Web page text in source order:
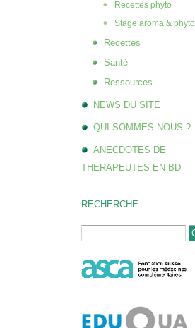
Recettes phyto
Stage aroma & phyto
Recettes
Santé
Ressources
NEWS DU SITE
QUI SOMMES-NOUS ?
ANECDOTES DE
THERAPEUTES EN BD
RECHERCHE